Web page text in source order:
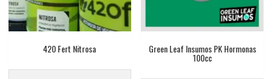
420 Fert Nitrosa Green Leaf Insumos PK Hormonas
100cc